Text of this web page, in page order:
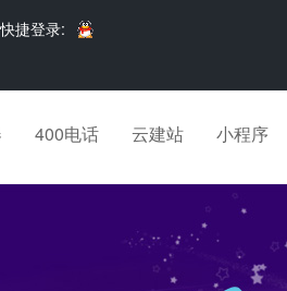
快捷登录:
400电话 云建站 小程序